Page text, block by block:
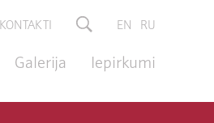
KONTAKTI EN RU
Galerija Iepirkumi